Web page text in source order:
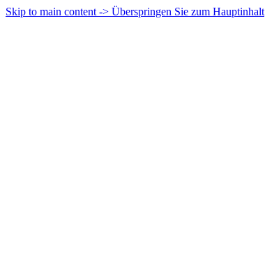
Skip to main content -> Überspringen Sie zum Hauptinhalt